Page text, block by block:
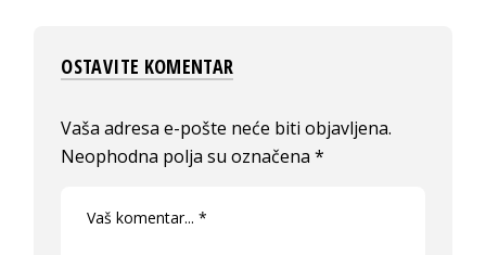
OSTAVITE KOMENTAR
Vaša adresa e-pošte neće biti objavljena.
Neophodna polja su označena*